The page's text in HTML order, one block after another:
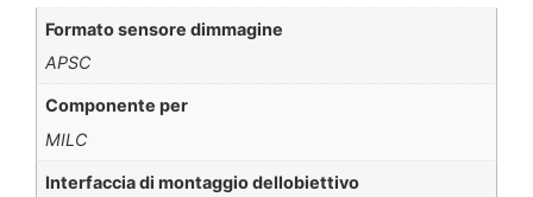
Formato sensore dimmagine
APSC
Componente per
MILC
Interfaccia di montaggio dellobiettivo